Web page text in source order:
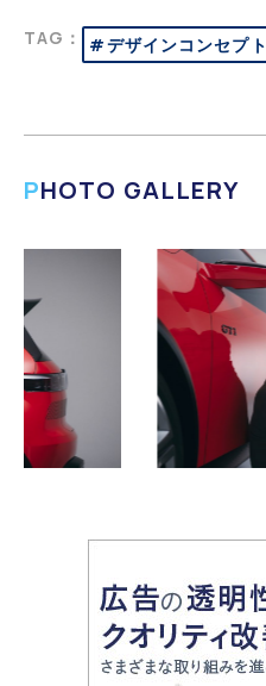
TAG： #デザインコンセプト
PHOTO GALLERY